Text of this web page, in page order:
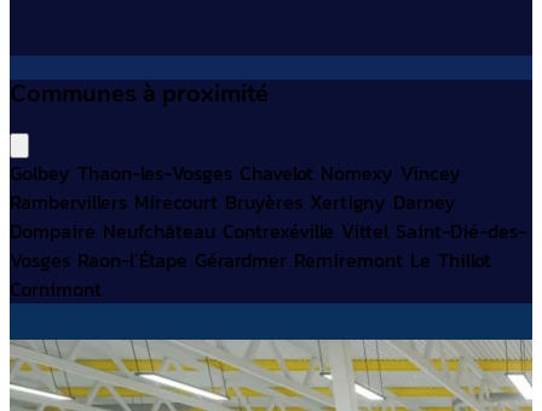
Communes à proximité
Golbey Thaon-les-Vosges Chavelot Nomexy Vincey
Rambervillers Mirecourt Bruyères Xertigny Darney
Dompaire Neufchâteau Contrexéville Vittel Saint-Dié-des-
Vosges Raon-l’Étape Gérardmer Remiremont Le Thillot
Cornimont